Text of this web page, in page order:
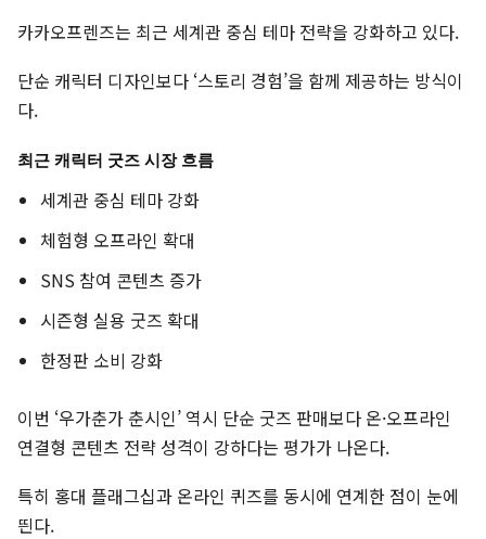
카카오프렌즈는 최근 세계관 중심 테마 전략을 강화하고 있다.
단순 캐릭터 디자인보다 ‘스토리 경험’을 함께 제공하는 방식이
다.
최근 캐릭터 굿즈 시장 흐름
세계관 중심 테마 강화
체험형 오프라인 확대
SNS 참여 콘텐츠 증가
시즌형 실용 굿즈 확대
한정판 소비 강화
이번 ‘우가춘가 춘시인’ 역시 단순 굿즈 판매보다 온·오프라인
연결형 콘텐츠 전략 성격이 강하다는 평가가 나온다.
특히 홍대 플래그십과 온라인 퀴즈를 동시에 연계한 점이 눈에
띈다.